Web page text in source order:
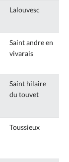
Lalouvesc
Saint andre en
vivarais
Saint hilaire
du touvet
Toussieux